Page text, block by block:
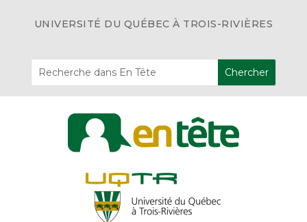
UNIVERSITÉ DU QUÉBEC À TROIS-RIVIÈRES